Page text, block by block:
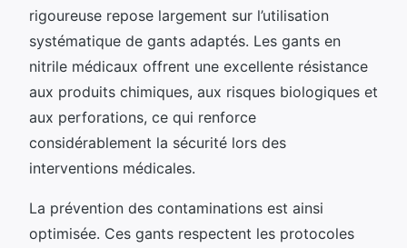
rigoureuse repose largement sur l’utilisation
systématique de gants adaptés. Les gants en
nitrile médicaux offrent une excellente résistance
aux produits chimiques, aux risques biologiques et
aux perforations, ce qui renforce
considérablement la sécurité lors des
interventions médicales.
La prévention des contaminations est ainsi
optimisée. Ces gants respectent les protocoles